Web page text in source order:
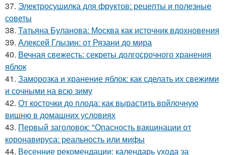
37. Электросушилка для фруктов: рецепты и полезные
советы
38. Татьяна Буланова: Москва как источник вдохновения
39. Алексей Глызин: от Рязани до мира
40. Вечная свежесть: секреты долгосрочного хранения
яблок
41. Заморозка и хранение яблок: как сделать их свежими
и сочными на всю зиму
42. От косточки до плода: как вырастить войлочную
вишню в домашних условиях
43. Первый заголовок: "Опасность вакцинации от
коронавируса: реальность или мифы
44. Весенние рекомендации: календарь ухода за